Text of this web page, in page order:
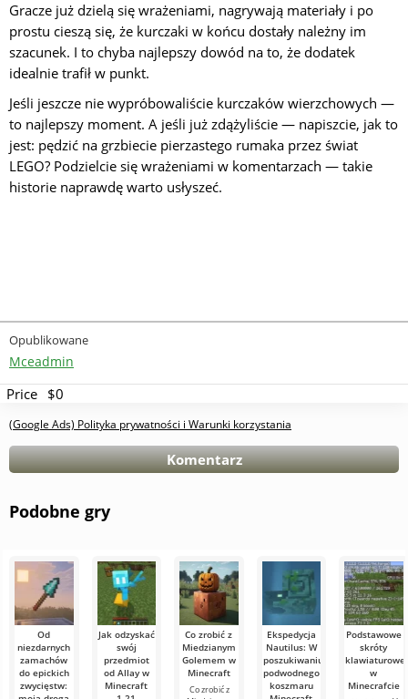
Gracze już dzielą się wrażeniami, nagrywają materiały i po
prostu cieszą się, że kurczaki w końcu dostały należny im
szacunek. I to chyba najlepszy dowód na to, że dodatek
idealnie trafił w punkt.
Jeśli jeszcze nie wypróbowaliście kurczaków wierzchowych —
to najlepszy moment. A jeśli już zdążyliście — napiszcie, jak to
jest: pędzić na grzbiecie pierzastego rumaka przez świat
LEGO? Podzielcie się wrażeniami w komentarzach — takie
historie naprawdę warto usłyszeć.
Opublikowane
Mceadmin
Price $0
(Google Ads) Polityka prywatności i Warunki korzystania
Komentarz
Podobne gry
Od
niezdarnych
zamachów
do epickich
zwycięstw:
Jak odzyskać
swój
przedmiot
od Allay w
Minecraft
Co zrobić z
Miedzianym
Golemem w
Minecraft
Co zrobić z
Ekspedycja
Nautilus: W
poszukiwaniu
podwodnego
koszmaru
Podstawowe
skróty
klawiaturowe
w
Minecrafcie